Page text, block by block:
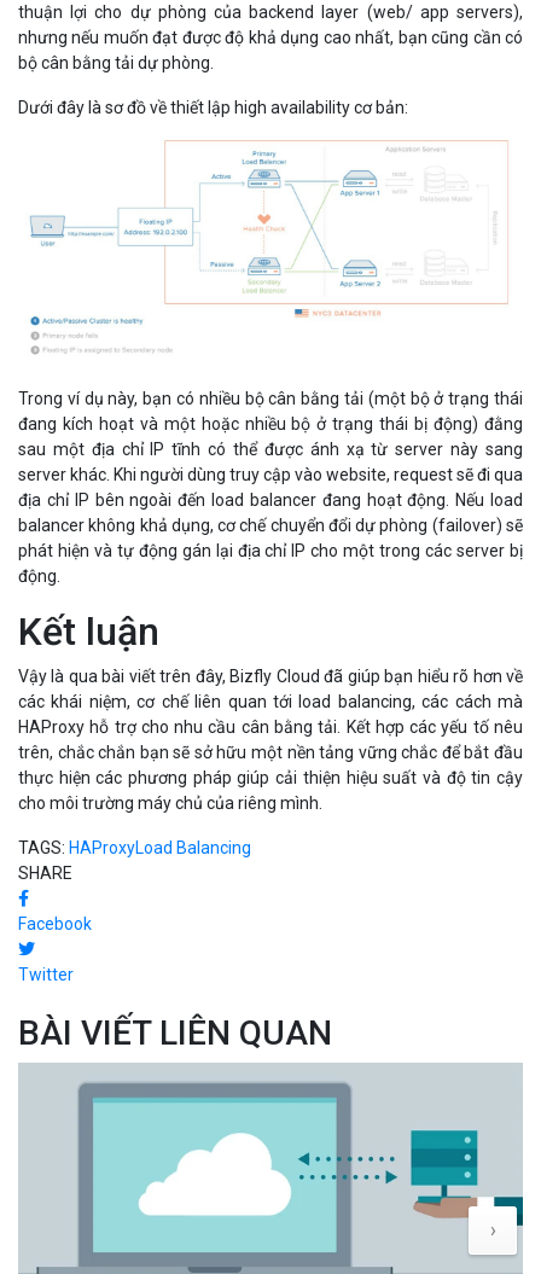
thuận lợi cho dự phòng của backend layer (web/ app servers),
nhưng nếu muốn đạt được độ khả dụng cao nhất, bạn cũng cần có
bộ cân bằng tải dự phòng.
Dưới đây là sơ đồ về thiết lập high availability cơ bản:
Trong ví dụ này, bạn có nhiều bộ cân bằng tải (một bộ ở trạng thái
đang kích hoạt và một hoặc nhiều bộ ở trạng thái bị động) đằng
sau một địa chỉ IP tĩnh có thể được ánh xạ từ server này sang
server khác. Khi người dùng truy cập vào website, request sẽ đi qua
địa chỉ IP bên ngoài đến load balancer đang hoạt động. Nếu load
balancer không khả dụng, cơ chế chuyển đổi dự phòng (failover) sẽ
phát hiện và tự động gán lại địa chỉ IP cho một trong các server bị
động.
Kết luận
Vậy là qua bài viết trên đây, Bizfly Cloud đã giúp bạn hiểu rõ hơn về
các khái niệm, cơ chế liên quan tới load balancing, các cách mà
HAProxy hỗ trợ cho nhu cầu cân bằng tải. Kết hợp các yếu tố nêu
trên, chắc chắn bạn sẽ sở hữu một nền tảng vững chắc để bắt đầu
thực hiện các phương pháp giúp cải thiện hiệu suất và độ tin cậy
cho môi trường máy chủ của riêng mình.
TAGS: HAProxyLoad Balancing
SHARE
Facebook
Twitter
BÀI VIẾT LIÊN QUAN
›